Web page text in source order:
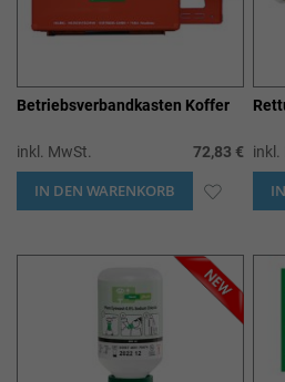
Betriebsverbandkasten Koffer
inkl. MwSt. 72,83 €
IN DEN WARENKORB ZUR
inkl.